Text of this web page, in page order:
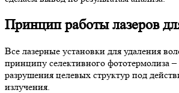
Принцип работы лазеров
Все лазерные установки для удаления
принципу селективного фототермолиза –
разрушения целевых структур под
излучения.